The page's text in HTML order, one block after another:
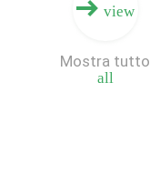
view
all
Mostra tutto